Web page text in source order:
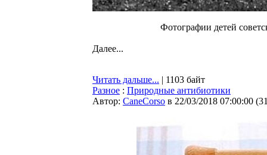
Фотографии детей
Далее...
Читать дальше... | 1103 байт
Разное : Природные антибиотики
Автор: CaneCorso в 22/03/2018 07:00:00 (